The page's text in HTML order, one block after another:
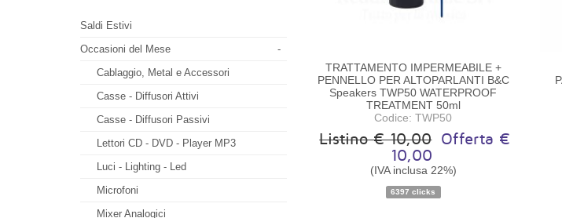
Saldi Estivi
-
Occasioni del Mese
Cablaggio, Metal e Accessori
Casse - Diffusori Attivi
Casse - Diffusori Passivi
Lettori CD - DVD - Player MP3
Luci - Lighting - Led
Microfoni
Mixer Analogici
Disponibilità:Disponibile
TRATTAMENTO IMPERMEABILE +
PENNELLO PER ALTOPARLANTI B&C
Speakers TWP50 WATERPROOF
TREATMENT 50ml
Codice: TWP50
Listino € 10,00
Offerta €
10,00
(IVA inclusa 22%)
6397 clicks